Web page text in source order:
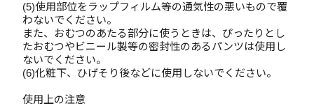
(5)使用部位をラップフィルム等の通気性の悪いもので覆
わないでください。
また、おむつのあたる部分に使うときは、ぴったりとし
たおむつやビニール製等の密封性のあるパンツは使用し
ないでください。
(6)化粧下、ひげそり後などに使用しないでください。
使用上の注意